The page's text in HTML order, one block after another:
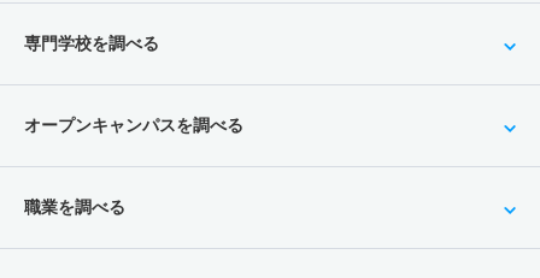
専門学校を調べる
オープンキャンパスを調べる
職業を調べる